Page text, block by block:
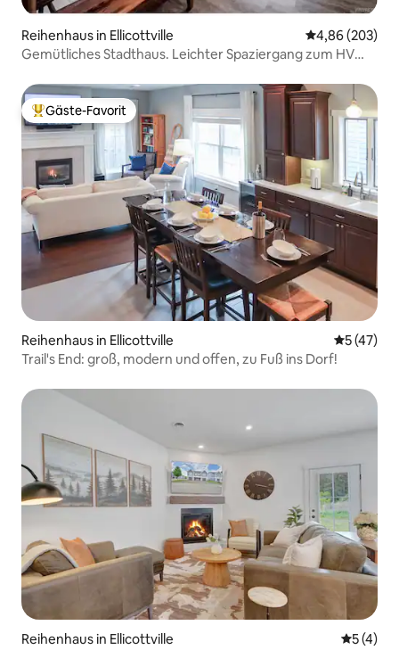
Reihenhaus in Ellicottville
4,86 (203)
Gemütliches Stadthaus. Leichter Spaziergang zum HV
Beliebter Gäste-Favorit.
Gäste-Favorit
Reihenhaus in Ellicottville
5 (47)
Trail's End: groß, modern und offen, zu Fuß ins Dorf!
Reihenhaus in Ellicottville
5 (4)